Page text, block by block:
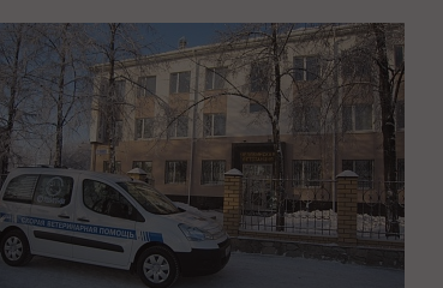
Спасибо, Айболит!